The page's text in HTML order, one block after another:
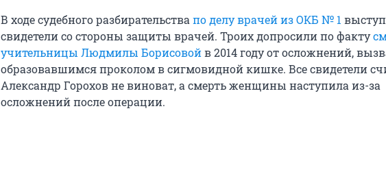
В ходе судебного разбирательства по делу врачей из ОКБ № 1
свидетели со стороны защиты врачей. Троих допросили по факту
учительницы Людмилы Борисовойв 2014 году от осложнений,
образовавшимся проколом в сигмовидной кишке. Все свидетели
Александр Горохов не виноват, а смерть женщины наступила из-за
осложнений после операции.